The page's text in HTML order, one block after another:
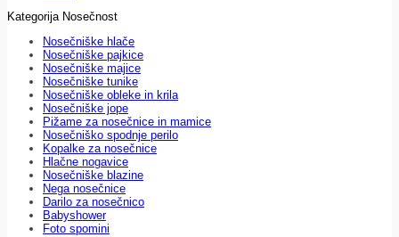
Kategorija Nosečnost
Nosečniške hlače
Nosečniške pajkice
Nosečniške majice
Nosečniške tunike
Nosečniške obleke in krila
Nosečniške jope
Pižame za nosečnice in mamice
Nosečniško spodnje perilo
Kopalke za nosečnice
Hlačne nogavice
Nosečniške blazine
Nega nosečnice
Darilo za nosečnico
Babyshower
Foto spomini